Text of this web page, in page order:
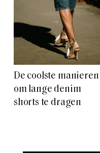
De coolste manieren
om lange denim
shorts te dragen